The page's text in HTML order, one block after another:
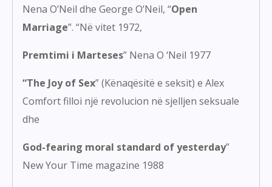
Nena O’Neil dhe George O’Neil, “Open
Marriage”. “Në vitet 1972,
Premtimi i Marteses” Nena O ‘Neil 1977
“The Joy of Sex” (Kënaqësitë e seksit) e Alex
Comfort filloi një revolucion në sjelljen seksuale
dhe
God-fearing moral standard of yesterday”
New Your Time magazine 1988